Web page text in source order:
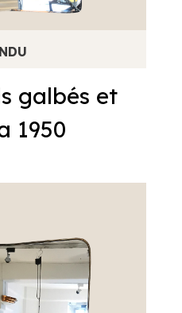
galbés et
1950